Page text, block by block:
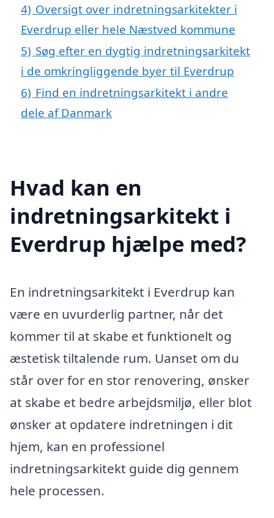
4) Oversigt over indretningsarkitekter i
Everdrup eller hele Næstved kommune
5) Søg efter en dygtig indretningsarkitekt
i de omkringliggende byer til Everdrup
6) Find en indretningsarkitekt i andre
dele af Danmark
Hvad kan en
indretningsarkitekt i
Everdrup hjælpe med?
En indretningsarkitekt i Everdrup kan
være en uvurderlig partner, når det
kommer til at skabe et funktionelt og
æstetisk tiltalende rum. Uanset om du
står over for en stor renovering, ønsker
at skabe et bedre arbejdsmiljø, eller blot
ønsker at opdatere indretningen i dit
hjem, kan en professionel
indretningsarkitekt guide dig gennem
hele processen.